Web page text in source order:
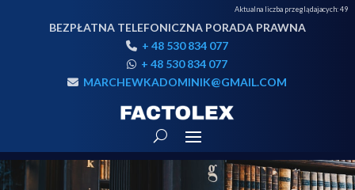
Aktualna liczba przeglądajacych:49
BEZPŁATNA TELEFONICZNA PORADA PRAWNA
+ 48 530 834 077
+ 48 530 834 077
MARCHEWKADOMINIK@GMAIL.COM